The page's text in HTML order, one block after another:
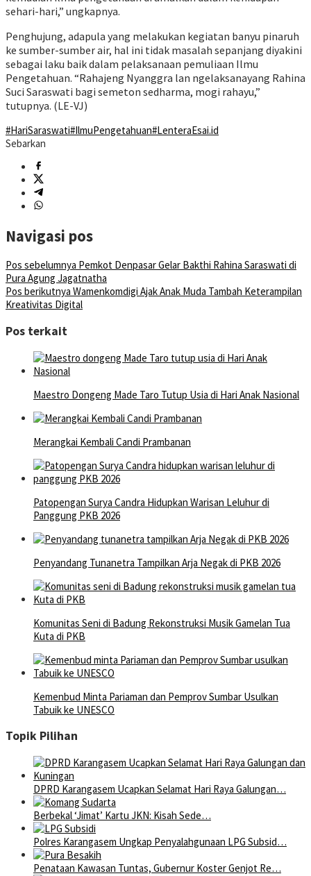
sehari-hari,” ungkapnya.
Penghujung, adapula yang melakukan kegiatan banyu pinaruh
ke sumber-sumber air, hal ini tidak masalah sepanjang diyakini
sebagai laku baik dalam pelaksanaan pemuliaan Ilmu
Pengetahuan. “Rahajeng Nyanggra lan ngelaksanayang Rahina
Suci Saraswati bagi semeton sedharma, mogi rahayu,”
tutupnya. (LE-VJ)
#HariSaraswati#IlmuPengetahuan#LenteraEsai.id
Sebarkan
Navigasi pos
Pos sebelumnya Pemkot Denpasar Gelar Bakthi Rahina Saraswati di
Pura Agung Jagatnatha
Pos berikutnya Wamenkomdigi Ajak Anak Muda Tambah Keterampilan
Kreativitas Digital
Pos terkait
Maestro Dongeng Made Taro Tutup Usia di Hari Anak Nasional
Merangkai Kembali Candi Prambanan
Patopengan Surya Candra Hidupkan Warisan Leluhur di
Panggung PKB 2026
Penyandang Tunanetra Tampilkan Arja Negak di PKB 2026
Komunitas Seni di Badung Rekonstruksi Musik Gamelan Tua
Kuta di PKB
Kemenbud Minta Pariaman dan Pemprov Sumbar Usulkan
Tabuik ke UNESCO
Topik Pilihan
DPRD Karangasem Ucapkan Selamat Hari Raya Galungan…
Berbekal ‘Jimat’ Kartu JKN: Kisah Sede…
Polres Karangasem Ungkap Penyalahgunaan LPG Subsid…
Penataan Kawasan Tuntas, Gubernur Koster Genjot Re…